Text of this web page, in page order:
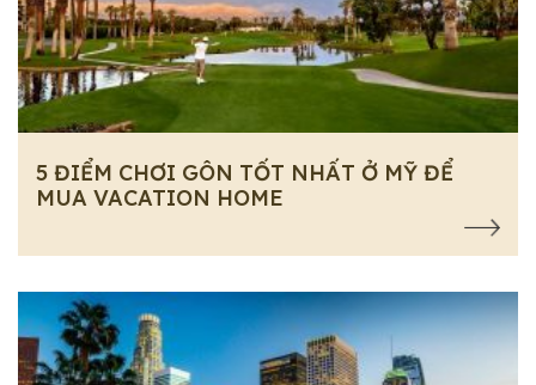
5 ĐIỂM CHƠI GÔN TỐT NHẤT Ở MỸ ĐỂ
MUA VACATION HOME